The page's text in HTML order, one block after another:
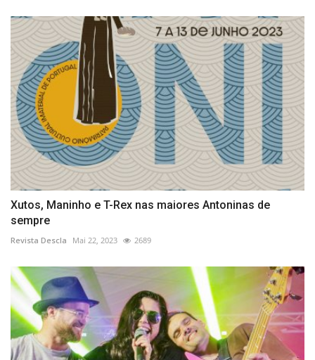
Xutos, Maninho e T-Rex nas maiores Antoninas de
sempre
Revista Descla Mai 22, 2023 2689